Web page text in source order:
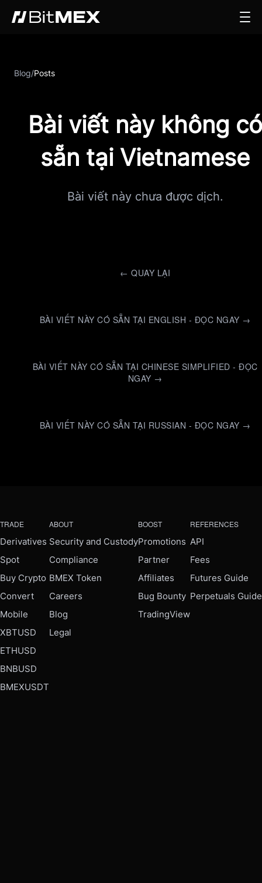
Blog/Posts
Bài viết này không có
sẵn tại Vietnamese
Bài viết này chưa được dịch.
← QUAY LẠI
BÀI VIẾT NÀY CÓ SẴN TẠI ENGLISH - ĐỌC NGAY →
BÀI VIẾT NÀY CÓ SẴN TẠI CHINESE SIMPLIFIED - ĐỌC
NGAY →
BÀI VIẾT NÀY CÓ SẴN TẠI RUSSIAN - ĐỌC NGAY →
TRADE
Derivatives
Spot
Buy Crypto
Convert
Mobile
XBTUSD
ETHUSD
BNBUSD
BMEXUSDT
ABOUT
Security and Custody
Compliance
BMEX Token
Careers
Blog
Legal
BOOST
Promotions
Partner
Affiliates
Bug Bounty
TradingView
REFERENCES
API
Fees
Futures Guide
Perpetuals Guide